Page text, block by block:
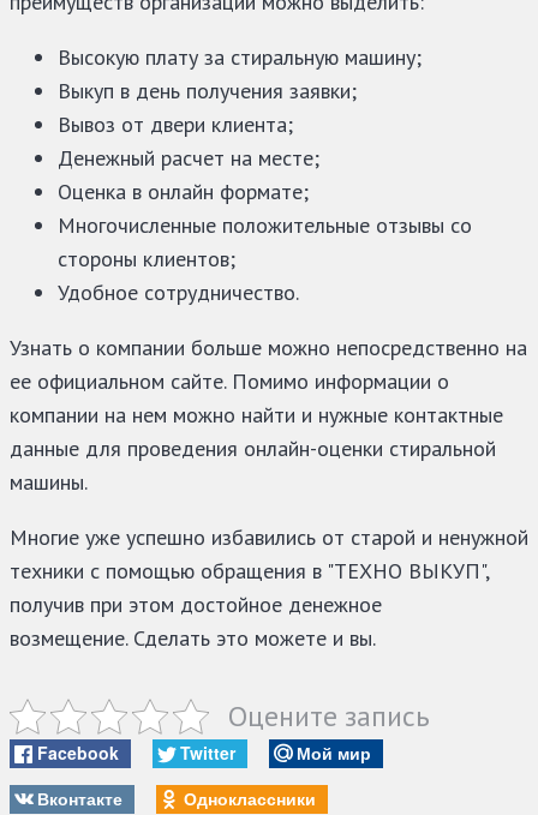
Высокую плату за стиральную машину;
Выкуп в день получения заявки;
Вывоз от двери клиента;
Денежный расчет на месте;
Оценка в онлайн формате;
Многочисленные положительные отзывы со
стороны клиентов;
Удобное сотрудничество.
Узнать о компании больше можно непосредственно на
ее официальном сайте. Помимо информации о
компании на нем можно найти и нужные контактные
данные для проведения онлайн-оценки стиральной
машины.
Многие уже успешно избавились от старой и ненужной
техники с помощью обращения в "ТЕХНО ВЫКУП",
получив при этом достойное денежное
возмещение. Сделать это можете и вы.
Оцените запись
Facebook Twitter
Мой мир
Вконтакте
Одноклассники